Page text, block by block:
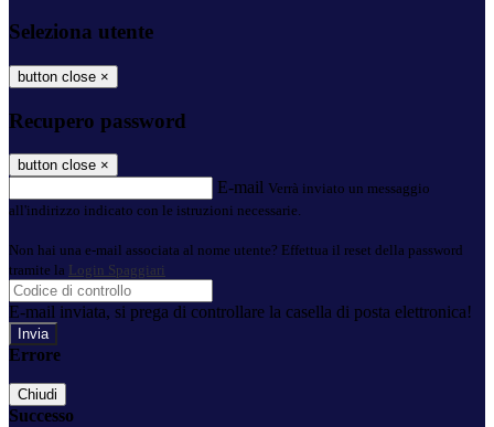
Seleziona utente
button close ×
Recupero password
button close ×
E-mail Verrà inviato un messaggio
all'indirizzo indicato con le istruzioni necessarie.
Non hai una e-mail associata al nome utente? Effettua il reset della password
tramite la Login Spaggiari
E-mail inviata, si prega di controllare la casella di posta elettronica!
Errore
Chiudi
Successo